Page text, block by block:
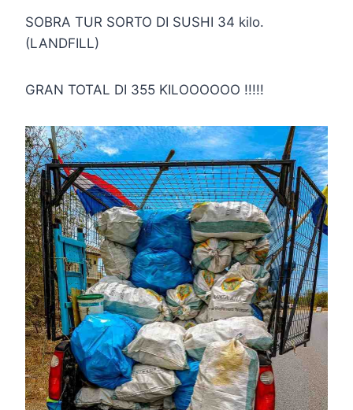
SOBRA TUR SORTO DI SUSHI 34 kilo.
(LANDFILL)
GRAN TOTAL DI 355 KILOOOOOO !!!!!